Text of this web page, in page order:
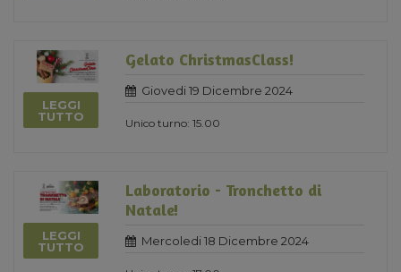
LEGGI
TUTTO
Gelato ChristmasClass!
Giovedi 19 Dicembre 2024
Unico turno: 15.00
LEGGI
TUTTO
Laboratorio - Tronchetto di
Natale!
Mercoledi 18 Dicembre 2024